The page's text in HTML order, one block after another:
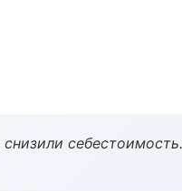
себестоимость.